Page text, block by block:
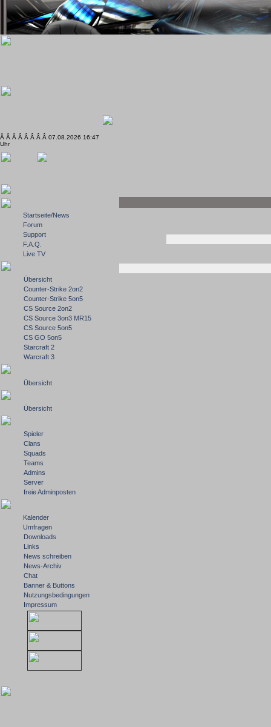
Â Â Â Â Â Â Â Â 07.08.2026 16:47
Uhr
Startseite/News
Forum
Support
F.A.Q.
Live TV
Übersicht
Counter-Strike 2on2
Counter-Strike 5on5
CS Source 2on2
CS Source 3on3 MR15
CS Source 5on5
CS GO 5on5
Starcraft 2
Warcraft 3
Übersicht
Übersicht
Spieler
Clans
Squads
Teams
Admins
Server
freie Adminposten
Kalender
Umfragen
Downloads
Links
News schreiben
News-Archiv
Chat
Banner & Buttons
Nutzungsbedingungen
Impressum